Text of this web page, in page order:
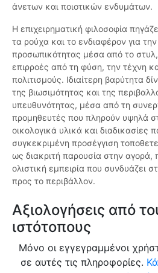
άνετων και ποιοτικών ενδυμάτων.
Η επιχειρηματική φιλοσοφία
τα ρούχα και το ενδιαφέρον για
προσωπικότητας μέσα από το
επιρροές από τη φύση, την τέχνη
πολιτισμούς. Ιδιαίτερη βαρύτητα
της βιωσιμότητας και της
υπευθυνότητας, μέσα από τη
προμηθευτές που πληρούν υψηλά
οικολογικά υλικά και διαδικασίες
συγκεκριμένη προσέγγιση
ως διακριτή παρουσία στην αγορά,
ολιστική εμπειρία που συνδυάζει
προς το περιβάλλον.
Αξιολογήσεις από
ιστότοπους
Μόνο οι εγγεγραμμένοι
σε αυτές τις πληροφορίες.